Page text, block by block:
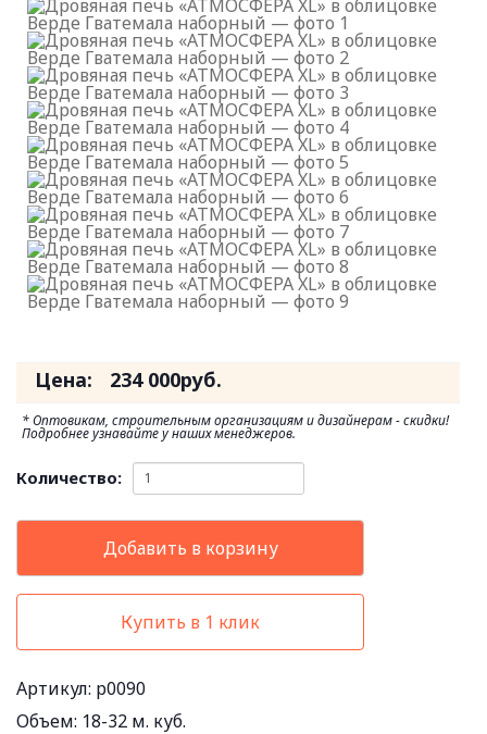
Цена: 234 000руб.
* Оптовикам, строительным организациям и дизайнерам - скидки!
Подробнее узнавайте у наших менеджеров.
Количество:
Добавить в корзину
Купить в 1 клик
Артикул: p0090
Объем: 18-32 м. куб.